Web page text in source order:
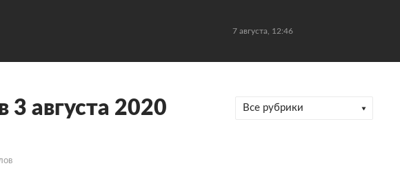
7 августа, 12:46
3 августа 2020 Все рубрики